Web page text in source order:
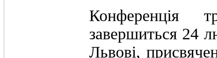
Конференція
завершиться 24
Львові,